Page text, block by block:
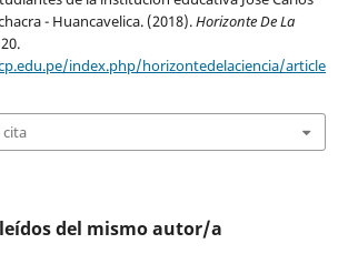
- Huancavelica. (2018).Horizonte De La
index.php/horizontedelaciencia/article
cita
del mismo autor/a